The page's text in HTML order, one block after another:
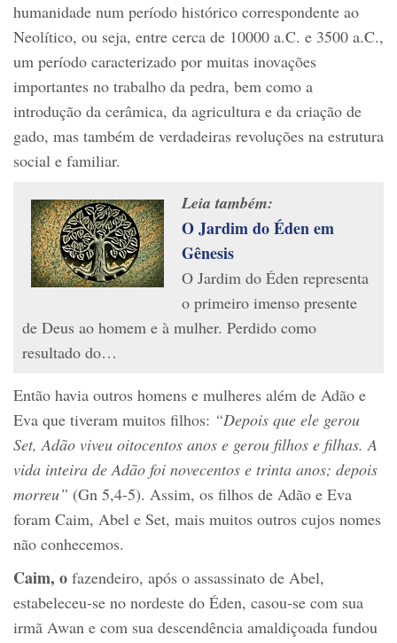
humanidade num período histórico correspondente ao
Neolítico, ou seja, entre cerca de 10000 a.C. e 3500 a.C.,
um período caracterizado por muitas inovações
importantes no trabalho da pedra, bem como a
introdução da cerâmica, da agricultura e da criação de
gado, mas também de verdadeiras revoluções na estrutura
social e familiar.
Leia também:
O Jardim do Éden em
Gênesis​
O Jardim do Éden representa
o primeiro imenso presente
de Deus ao homem e à mulher. Perdido como
resultado do…
Então havia outros homens e mulheres além de Adão e
Eva que tiveram muitos filhos: “Depois que ele gerou
Set, Adão viveu oitocentos anos e gerou filhos e filhas. A
vida inteira de Adão foi novecentos e trinta anos; depois
morreu” (Gn 5,4-5). Assim, os filhos de Adão e Eva
foram Caim, Abel e Set, mais muitos outros cujos nomes
não conhecemos.
Caim, o fazendeiro, após o assassinato de Abel,
estabeleceu-se no nordeste do Éden, casou-se com sua
irmã Awan e com sua descendência amaldiçoada fundou